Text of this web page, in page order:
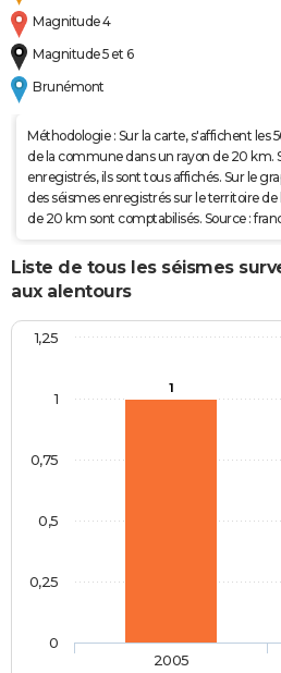
Magnitude 4
Magnitude 5 et 6
Brunémont
Méthodologie : Sur la carte, s'affichent les
de la commune dans un rayon de 20 km.
enregistrés, ils sont tous affichés. Sur le
des séismes enregistrés sur le territoire
de 20 km sont comptabilisés. Source :
Liste de tous les séismes
aux alentours
1
2005
0
0,25
0,5
0,75
1
1,25